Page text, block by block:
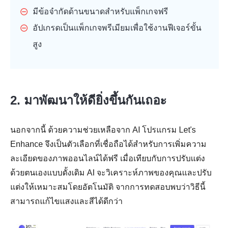
มีข้อจำกัดด้านขนาดสำหรับแพ็กเกจฟรี
อัปเกรดเป็นแพ็กเกจพรีเมียมเพื่อใช้งานฟีเจอร์ขั้น
สูง
2. มาพัฒนาให้ดียิ่งขึ้นกันเถอะ
นอกจากนี้ ด้วยความช่วยเหลือจาก AI โปรแกรม Let's
Enhance จึงเป็นตัวเลือกที่เชื่อถือได้สำหรับการเพิ่มความ
ละเอียดของภาพออนไลน์ได้ฟรี เมื่อเทียบกับการปรับแต่ง
ด้วยตนเองแบบดั้งเดิม AI จะวิเคราะห์ภาพของคุณและปรับ
แต่งให้เหมาะสมโดยอัตโนมัติ จากการทดสอบพบว่าวิธีนี้
สามารถแก้ไขแสงและสีได้ดีกว่า